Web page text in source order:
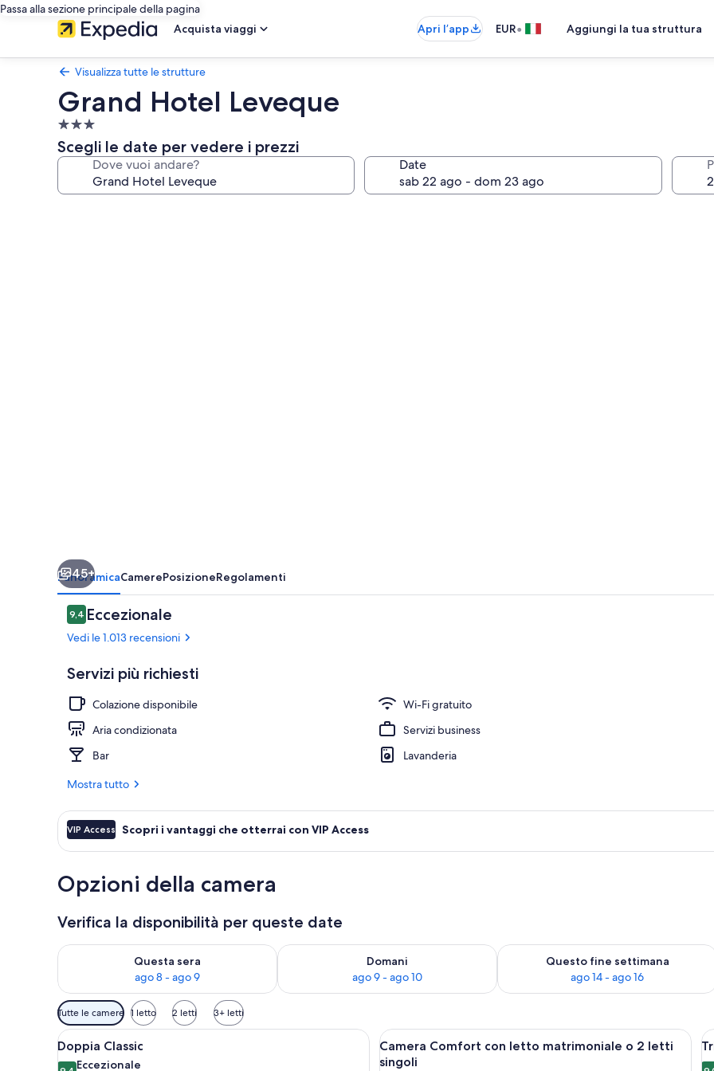
Passa alla sezione principale della pagina
Acquista viaggi
Apri l’app EUR• Aggiungi la tua struttura
Visualizza tutte le strutture
Grand Hotel Leveque
Struttura
a
3.0
Scegli le date per vedere i prezzi
Dove vuoi andare? Date
45+
PanoramicaCamerePosizioneRegolamenti
Recensioni
9,49,4 su 10
Eccezionale
Vedi le 1.013 recensioni
Servizi più richiesti
Colazione disponibile
Wi-Fi gratuito
Aria condizionata
Servizi business
Bar
Lavanderia
Mostra tutto
VIP Access Scopri i vantaggi che otterrai con VIP Access
Opzioni della camera
Verifica la disponibilità per queste date
Questa sera
ago 8 - ago 9
Verifica la disponibilità per questa sera, ago 8 - ago 9
Domani
ago 9 - ago 10
Verifica la disponibilità per domani, ago 9 - ago 10
Questo fine settimana
ago 14 - ago 16
Verifica la disponibilità per questo
Filtri
disponibili
per
le
Tutte le camere 1 letto 2 letti 3+ letti
Apri
tutte
Una camera d'albergo moderna con un letto, una televisione a schermo piatto montata a parete,
6
Doppia Classic
Eccezionale
Apri
tutte
Una camera d'albergo con un letto,
6
Camera Comfort con letto matrimoniale o 2 letti
singoli